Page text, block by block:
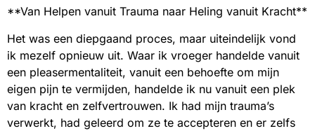
**Van Helpen vanuit Trauma naar Heling vanuit Kracht**
Het was een diepgaand proces, maar uiteindelijk vond
ik mezelf opnieuw uit. Waar ik vroeger handelde vanuit
een pleasermentaliteit, vanuit een behoefte om mijn
eigen pijn te vermijden, handelde ik nu vanuit een plek
van kracht en zelfvertrouwen. Ik had mijn trauma’s
verwerkt, had geleerd om ze te accepteren en er zelfs